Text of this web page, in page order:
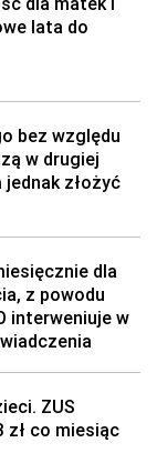
lata do
bez względu
w drugiej
jednak złożyć
dla
z powodu
interweniuje w
ZUS
zł co miesiąc